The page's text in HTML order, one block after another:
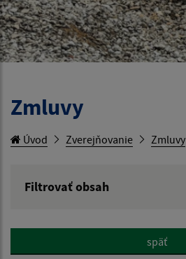
Zmluvy
Úvod Zverejňovanie Zmluvy
Filtrovať obsah
Hľadať v:
späť